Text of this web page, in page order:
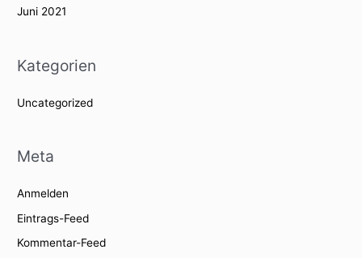
Juni 2021
Kategorien
Uncategorized
Meta
Anmelden
Eintrags-Feed
Kommentar-Feed